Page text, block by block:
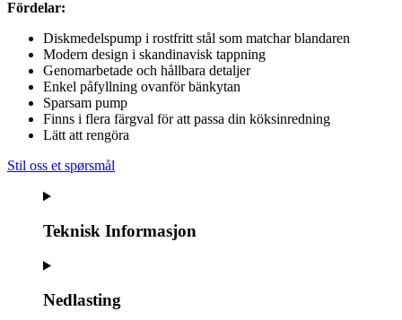
Fördelar:
Diskmedelspump i rostfritt stål som matchar blandaren
Modern design i skandinavisk tappning
Genomarbetade och hållbara detaljer
Enkel påfyllning ovanför bänkytan
Sparsam pump
Finns i flera färgval för att passa din köksinredning
Lätt att rengöra
Stil oss et spørsmål
Teknisk Informasjon
Nedlasting